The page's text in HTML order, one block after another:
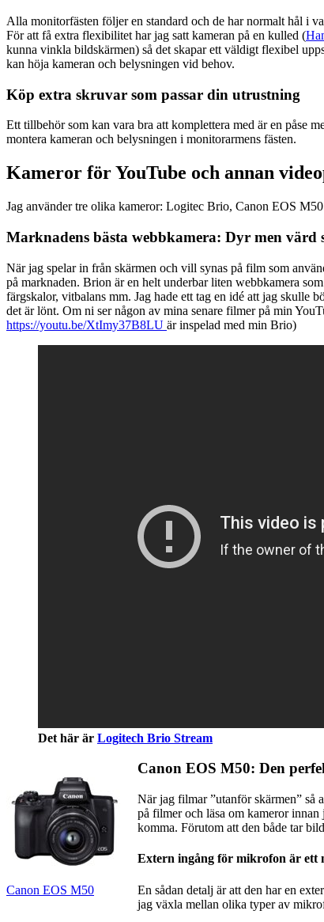
Alla monitorfästen följer en standard och de har normalt hål i
För att få extra flexibilitet har jag satt kameran på en kulled (
kunna vinkla bildskärmen) så det skapar ett väldigt flexibel
kan höja kameran och belysningen vid behov.
Köp extra skruvar som passar din utrustning
Ett tillbehör som kan vara bra att komplettera med är en påse
montera kameran och belysningen i monitorarmens fästen.
Kameror för YouTube och annan
Jag använder tre olika kameror: Logitec Brio, Canon EOS
Marknadens bästa webbkamera: Dyr men värd
När jag spelar in från skärmen och vill synas på film som
på marknaden. Brion är en helt underbar liten webbkamera
färgskalor, vitbalans mm. Jag hade ett tag en idé att jag skulle
det är lönt. Om ni ser någon av mina senare filmer på min
https://youtu.be/XtImy37B8LU är inspelad med min Brio)
Det här är Logitech Brio Stream
Canon EOS M50
Canon EOS M50: Den
När jag filmar ”utanför skärmen” så
på filmer och läsa om kameror
komma. Förutom att den både tar
Extern ingång för mikrofon är ett
En sådan detalj är att den har en
jag växla mellan olika typer av